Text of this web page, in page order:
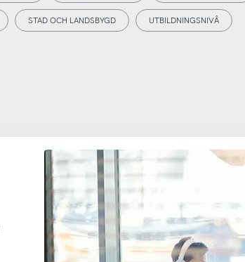
STAD OCH LANDSBYGD UTBILDNINGSNIVÅ